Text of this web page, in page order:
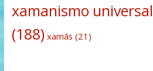
xamanismo universal
(188) xamãs (21)